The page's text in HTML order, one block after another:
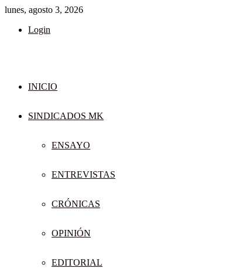
lunes, agosto 3, 2026
Login
INICIO
SINDICADOS MK
ENSAYO
ENTREVISTAS
CRÓNICAS
OPINIÓN
EDITORIAL